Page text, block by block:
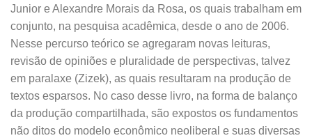
Junior e Alexandre Morais da Rosa, os quais trabalham em
conjunto, na pesquisa acadêmica, desde o ano de 2006.
Nesse percurso teórico se agregaram novas leituras,
revisão de opiniões e pluralidade de perspectivas, talvez
em paralaxe (Zizek), as quais resultaram na produção de
textos esparsos. No caso desse livro, na forma de balanço
da produção compartilhada, são expostos os fundamentos
não ditos do modelo econômico neoliberal e suas diversas